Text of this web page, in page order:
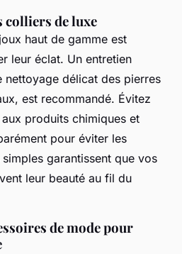
colliers de luxe
haut de gamme est
leur éclat. Un entretien
nettoyage délicat des pierres
est recommandé. Évitez
produits chimiques et
pour éviter les
garantissent que vos
leur beauté au fil du
de mode pour